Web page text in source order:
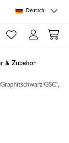
Deutsch
0
& Zubehör